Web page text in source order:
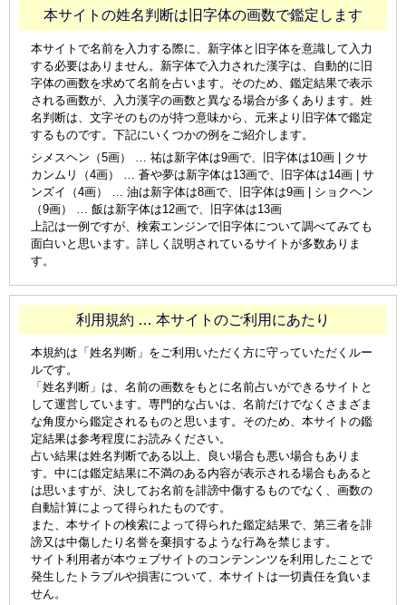
本サイトの姓名判断は旧字体の画数で鑑定します
本サイトで名前を入力する際に、新字体と旧字体を意識して入力
する必要はありません。新字体で入力された漢字は、自動的に旧
字体の画数を求めて名前を占います。そのため、鑑定結果で表示
される画数が、入力漢字の画数と異なる場合が多くあります。姓
名判断は、文字そのものが持つ意味から、元来より旧字体で鑑定
するものです。下記にいくつかの例をご紹介します。
シメスヘン（5画） … 祐は新字体は9画で、旧字体は10画 | クサ
カンムリ（4画） … 蒼や夢は新字体は13画で、旧字体は14画 | サ
ンズイ（4画） … 油は新字体は8画で、旧字体は9画 | ショクヘン
（9画） … 飯は新字体は12画で、旧字体は13画
上記は一例ですが、検索エンジンで旧字体について調べてみても
面白いと思います。詳しく説明されているサイトが多数ありま
す。
利用規約 … 本サイトのご利用にあたり
本規約は「姓名判断」をご利用いただく方に守っていただくルー
ルです。
「姓名判断」は、名前の画数をもとに名前占いができるサイトと
して運営しています。専門的な占いは、名前だけでなくさまざま
な角度から鑑定されるものと思います。そのため、本サイトの鑑
定結果は参考程度にお読みください。
占い結果は姓名判断である以上、良い場合も悪い場合もありま
す。中には鑑定結果に不満のある内容が表示される場合もあると
は思いますが、決してお名前を誹謗中傷するものでなく、画数の
自動計算によって得られたものです。
また、本サイトの検索によって得られた鑑定結果で、第三者を誹
謗又は中傷したり名誉を棄損するような行為を禁じます。
サイト利用者が本ウェブサイトのコンテンンツを利用したことで
発生したトラブルや損害について、本サイトは一切責任を負いま
せん。